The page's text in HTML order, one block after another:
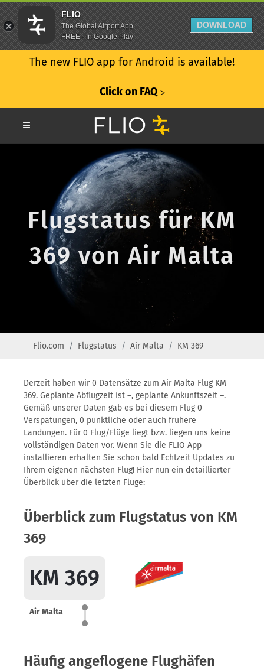
The new FLIO app for Android is available!
Click on FAQ ᐳ
Flugstatus für KM
369 von Air Malta
Flio.com Flugstatus Air Malta KM 369
Derzeit haben wir 0 Datensätze zum Air Malta Flug KM
369. Geplante Abflugzeit ist –, geplante Ankunftszeit –.
Gemäß unserer Daten gab es bei diesem Flug 0
Verspätungen, 0 pünktliche oder auch frühere
Landungen. Für 0 Flug/Flüge liegt bzw. liegen uns keine
vollständigen Daten vor. Wenn Sie die FLIO App
installieren erhalten Sie schon bald Echtzeit Updates zu
Ihrem eigenen nächsten Flug! Hier nun ein detaillierter
Überblick über die letzten Flüge:
Überblick zum Flugstatus von KM
369
KM 369
Air Malta
Häufig angeflogene Flughäfen
FLIO
The Global Airport App
FREE - In Google Play
DOWNLOAD